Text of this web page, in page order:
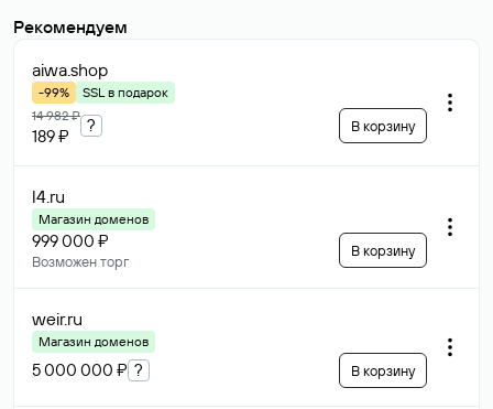
Рекомендуем
aiwa.shop
-99%
SSL в подарок
14 982 ₽
189 ₽
? В корзину
l4.ru
Магазин доменов
999 000 ₽
Возможен торг
В корзину
weir.ru
Магазин доменов
5 000 000 ₽ ? В корзину